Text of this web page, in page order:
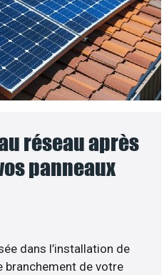
réseau après
panneaux
dans l’installation de
branchement de votre